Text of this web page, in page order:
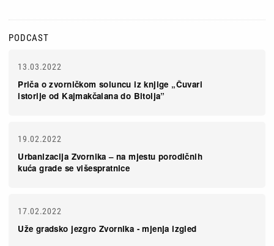
PODCAST
13.03.2022
Priča o zvorničkom soluncu iz knjige „Čuvari
istorije od Kajmakčalana do Bitolja”
19.02.2022
Urbanizacija Zvornika – na mjestu porodičnih
kuća grade se višespratnice
17.02.2022
Uže gradsko jezgro Zvornika - mjenja izgled